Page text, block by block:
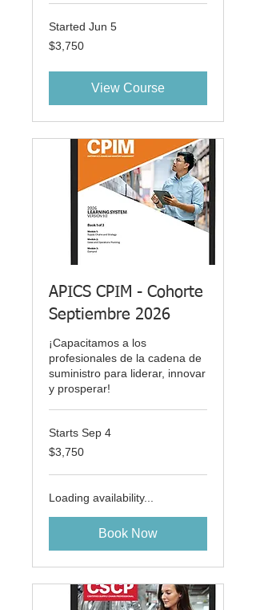
Started Jun 5
3,750
US
$3,750
View Course
APICS CPIM - Cohorte
Septiembre 2026
¡Capacitamos a los
profesionales de la cadena de
suministro para liderar, innovar
y prosperar!
Starts Sep 4
3,750
US
$3,750
Loading availability...
Book Now